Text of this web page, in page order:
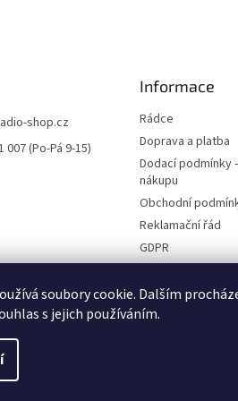
soubory cookie. Dalším
s jejich používáním.
shop.cz
007 (Po-Pá 9-15)
Informace
Rádce
Doprava a platba
Dodací podmínky
nákupu
Obchodní
Reklamační řád
GDPR
Kontakty